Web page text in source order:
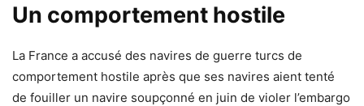
Un comportement hostile
La France a accusé des navires de guerre turcs de
comportement hostile après que ses navires aient tenté
de fouiller un navire soupçonné en juin de violer l’embargo